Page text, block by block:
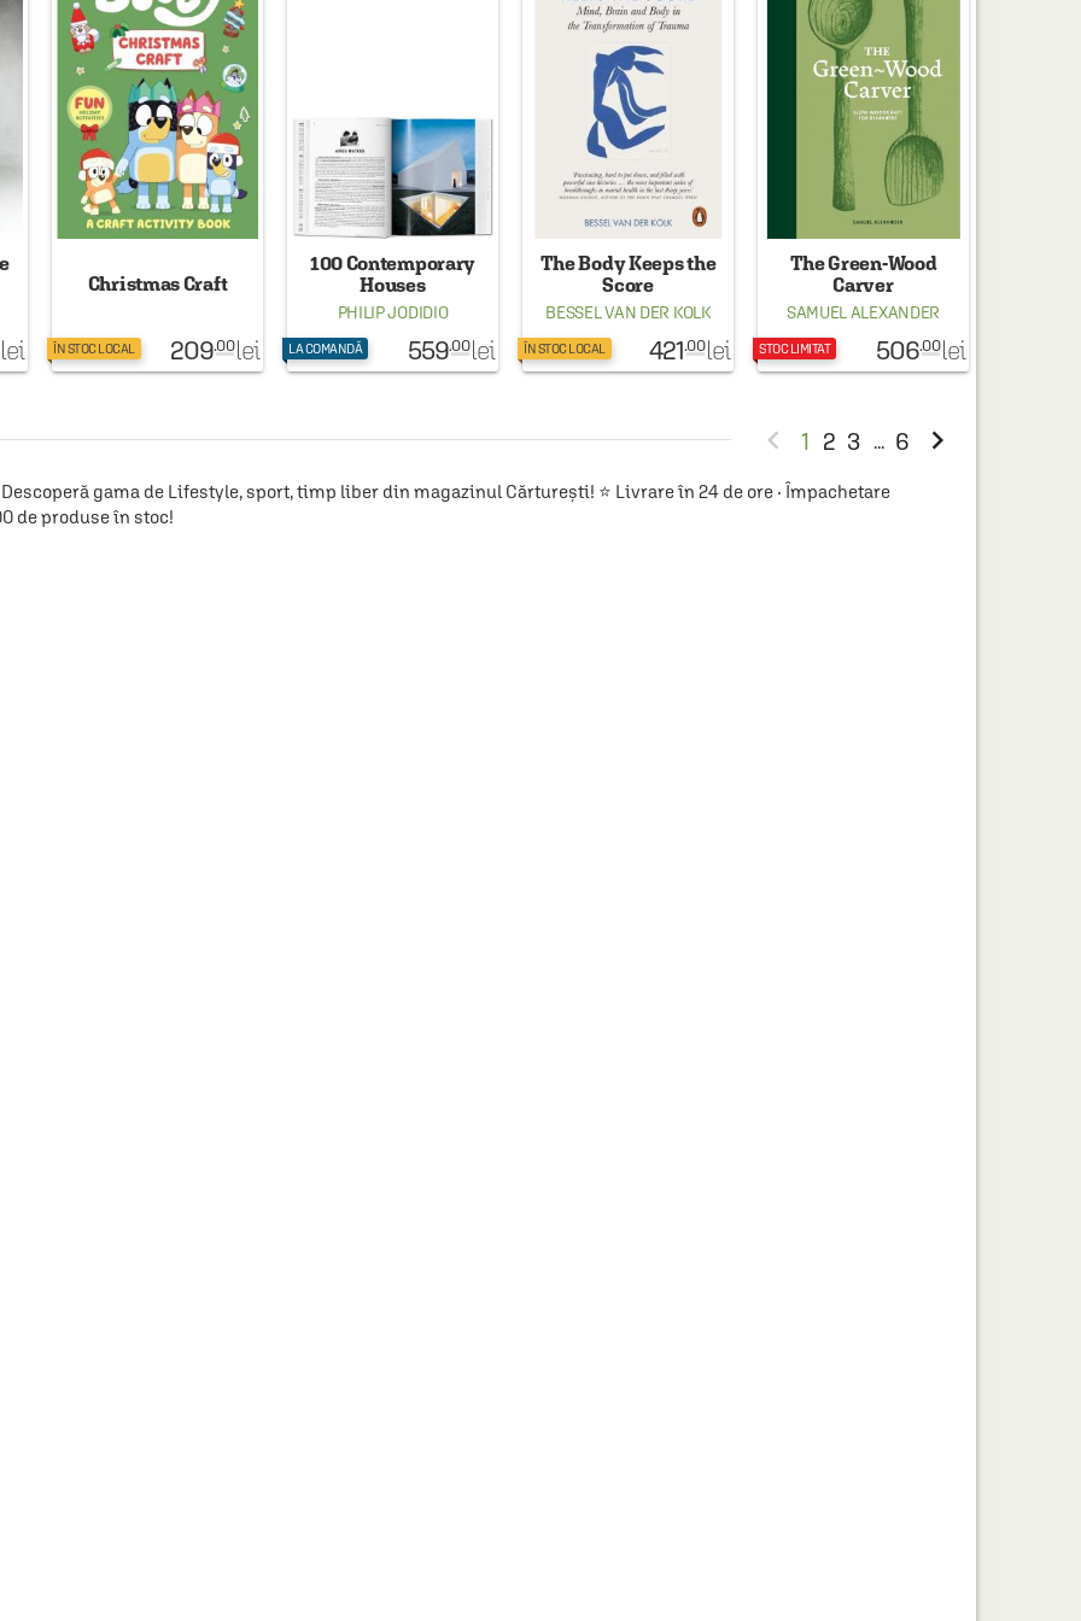
lei
Christmas Craft
ÎN STOC LOCAL 209.00 lei
100 Contemporary
Houses
PHILIP JODIDIO
LA COMANDĂ 559.00 lei
The Body Keeps the
Score
BESSEL VAN DER KOLK
ÎN STOC LOCAL 421.00 lei
The Green-Wood
Carver
SAMUEL ALEXANDER
STOC LIMITAT 506.00 lei
 1 2 3 ... 6 
Descoperă gama de Lifestyle, sport, timp liber din magazinul Cărturești! ⭐ Livrare în 24 de ore · Împachetare
de produse în stoc!